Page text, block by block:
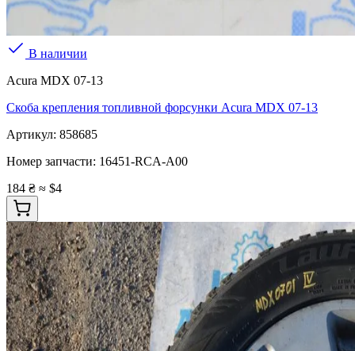
В наличии
Acura MDX 07-13
Скоба крепления топливной форсунки Acura MDX 07-13
Артикул: 858685
Номер запчасти: 16451-RCA-A00
184 ₴ ≈ $4